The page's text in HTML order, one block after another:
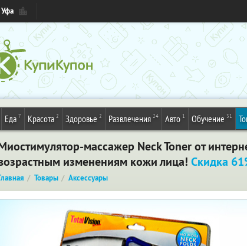
Уфа
Еда 7 Красота 2 Здоровье 2 Развлечения 24 Авто 1 Обучение 31
массажер Neck Toner от
изменениям кожи лица! Скидка
Товары Аксессуары